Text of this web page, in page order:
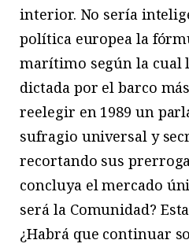
interior. No sería
política europea la
marítimo según la cual
dictada por el barco
reelegir en 1989 un
sufragio universal y
recortando sus
concluya el mercado
será la Comunidad?
¿Habrá que continuar